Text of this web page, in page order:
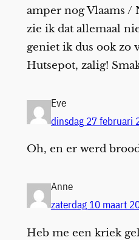
amper nog Vlaams /
zie ik dat allemaal
geniet ik dus ook zo
Hutsepot, zalig!
Eve
dinsdag 27 februari
Oh, en er werd
Anne
zaterdag 10 maart
Heb me een kriek